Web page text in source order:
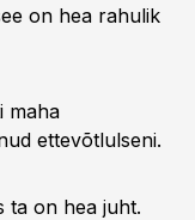
on hea rahulik
maha
ettevõtlulseni.
ta on hea juht.